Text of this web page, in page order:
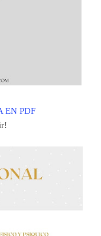
EN PDF